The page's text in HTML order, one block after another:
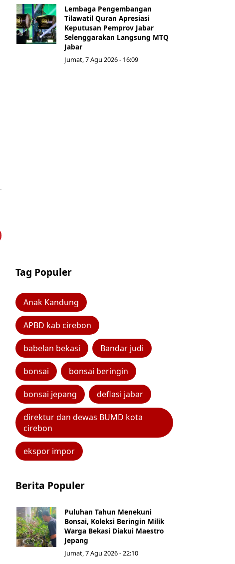
Lembaga Pengembangan
Tilawatil Quran Apresiasi
Keputusan Pemprov Jabar
Selenggarakan Langsung MTQ
Jabar
Jumat, 7 Agu 2026 - 16:09
Tag Populer
Anak Kandung
APBD kab cirebon
babelan bekasi Bandar judi
bonsai bonsai beringin
bonsai jepang deflasi jabar
direktur dan dewas BUMD kota
cirebon
ekspor impor
Berita Populer
Puluhan Tahun Menekuni
Bonsai, Koleksi Beringin Milik
Warga Bekasi Diakui Maestro
Jepang
Jumat, 7 Agu 2026 - 22:10